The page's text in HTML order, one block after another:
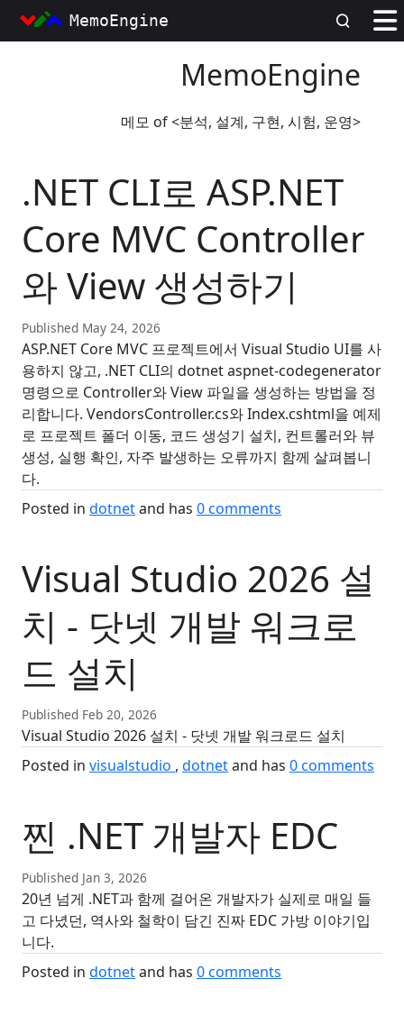
MemoEngine
MemoEngine
메모 of <분석, 설계, 구현, 시험, 운영>
.NET CLI로 ASP.NET
Core MVC Controller
와 View 생성하기
Published May 24, 2026
ASP.NET Core MVC 프로젝트에서 Visual Studio UI를 사
용하지 않고, .NET CLI의 dotnet aspnet-codegenerator
명령으로 Controller와 View 파일을 생성하는 방법을 정
리합니다. VendorsController.cs와 Index.cshtml을 예제
로 프로젝트 폴더 이동, 코드 생성기 설치, 컨트롤러와 뷰
생성, 실행 확인, 자주 발생하는 오류까지 함께 살펴봅니
다.
Posted in dotnetand has 0comments
Visual Studio 2026 설
치 - 닷넷 개발 워크로
드 설치
Published Feb 20, 2026
Visual Studio 2026 설치 - 닷넷 개발 워크로드 설치
Posted in visualstudio dotnetand has 0comments
찐 .NET 개발자 EDC
Published Jan 3, 2026
20년 넘게 .NET과 함께 걸어온 개발자가 실제로 매일 들
고 다녔던, 역사와 철학이 담긴 진짜 EDC 가방 이야기입
니다.
Posted in dotnetand has 0comments